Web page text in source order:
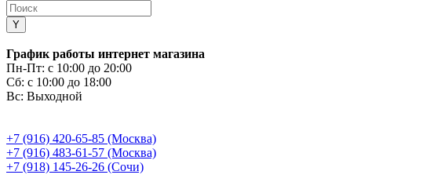
График работы интернет магазина
Пн-Пт: с 10:00 до 20:00
Сб: с 10:00 до 18:00
Вс: Выходной
+7 (916) 420-65-85 (Москва)
+7 (916) 483-61-57 (Москва)
+7 (918) 145-26-26 (Сочи)